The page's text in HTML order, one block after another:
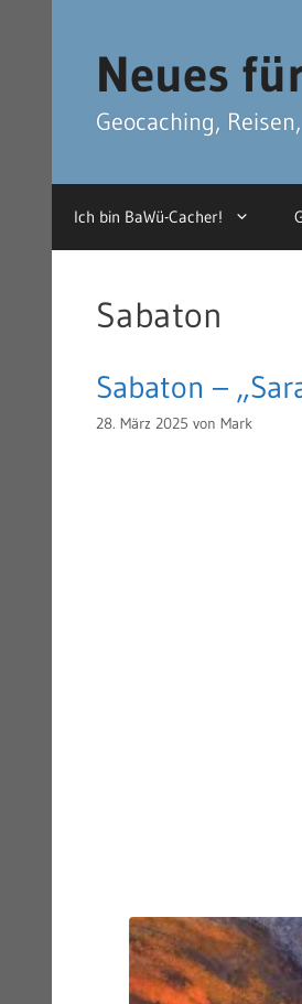
Neues
Geocaching,
Ich bin BaWü-Cacher!
Sabaton
Sabaton –
28. März 2025 von Mark